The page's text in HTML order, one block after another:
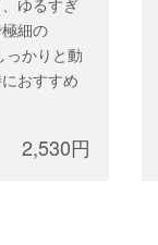
細の
っかりと動
おすすめ
9-13mm
2,530円